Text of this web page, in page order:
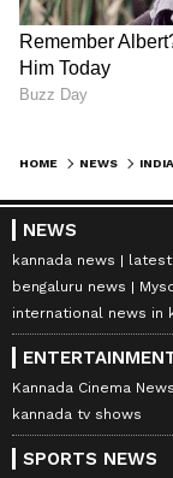
HOME NEWS
NEWS
kannada news latest
bengaluru news
international news in
Kannada Cinema News
kannada tv shows
SPORTS NEWS